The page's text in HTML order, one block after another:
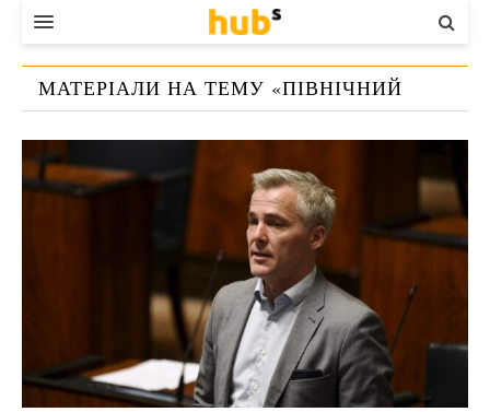
ВЛАДА
ЕКОНОМІКА
БІЗНЕС
СТАРТЕР
МАТЕРІАЛИ НА ТЕМУ «ПІВНІЧНИЙ